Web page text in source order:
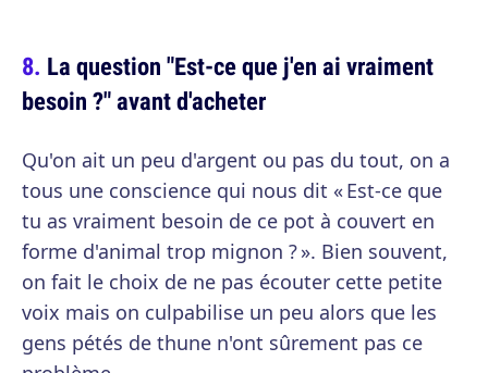
La question "Est-ce que j'en ai vraiment
besoin ?" avant d'acheter
Qu'on ait un peu d'argent ou pas du tout, on a
tous une conscience qui nous dit « Est-ce que
tu as vraiment besoin de ce pot à couvert en
forme d'animal trop mignon ? ». Bien souvent,
on fait le choix de ne pas écouter cette petite
voix mais on culpabilise un peu alors que les
gens pétés de thune n'ont sûrement pas ce